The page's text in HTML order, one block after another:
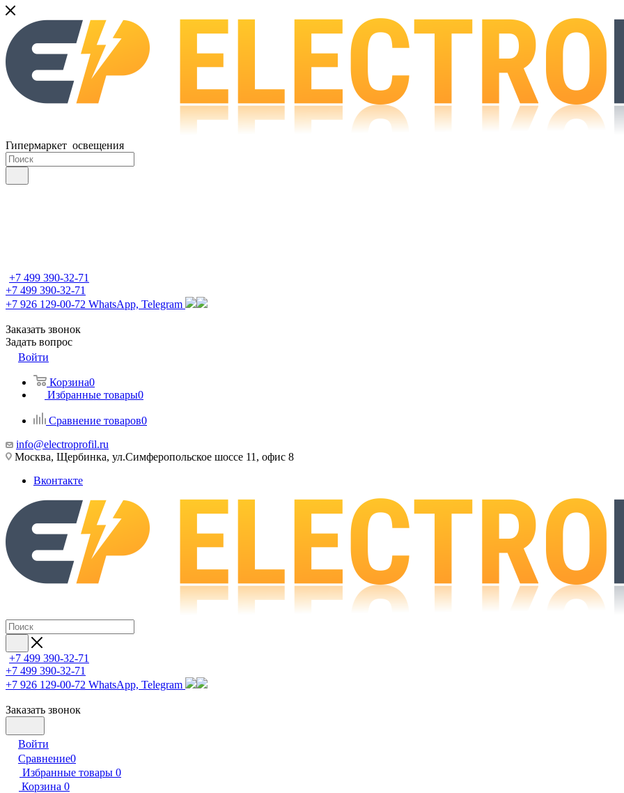
Гипермаркет освещения
+7 499 390-32-71
+7 499 390-32-71
+7 926 129-00-72 WhatsApp, Telegram
Заказать звонок
Задать вопрос
Войти
Корзина0
Избранные товары0
Сравнение товаров0
info@electroprofil.ru
Москва, Щербинка, ул.Симферопольское шоссе 11, офис 8
Вконтакте
+7 499 390-32-71
+7 499 390-32-71
+7 926 129-00-72 WhatsApp, Telegram
Заказать звонок
Войти
Сравнение0
Избранные товары 0
Корзина 0